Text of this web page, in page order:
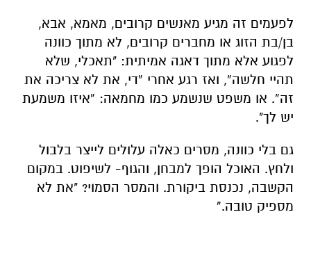
לפעמים זה מגיע מאנשים קרובים, מאמא, אבא,
בן/בת הזוג או מחברים קרובים, לא מתוך כוונה
לפגוע אלא מתוך דאגה אמיתית: "תאכלי, שלא
תהיי חלשה”, ואז רגע אחרי “די, את לא צריכה את
זה”. או משפט שנשמע כמו מחמאה: “איזו משמעת
יש לך".
גם בלי כוונה, מסרים כאלה עלולים לייצר בלבול
ולחץ. האוכל הופך למבחן, והגוף- לשיפוט. במקום
הקשבה, נכנסת ביקורת. והמסר הסמוי? "את לא
מספיק טובה.”